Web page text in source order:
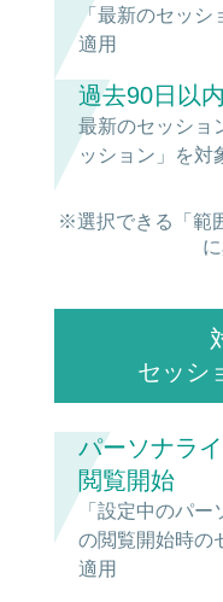
「最新のセッ
適用
過去90日以
最新のセッショ
ッション」を対
※選択できる「範
セッシ
パーソナラ
閲覧開始
「設定中のパー
の閲覧開始時の
適用